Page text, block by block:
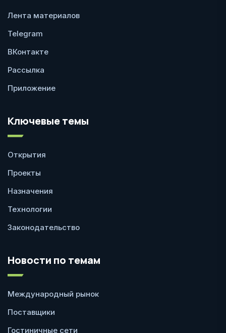
Лента материалов
Telegram
ВКонтакте
Рассылка
Приложение
Ключевые темы
Открытия
Проекты
Назначения
Технологии
Законодательство
Новости по темам
Международный рынок
Поставщики
Гостиничные сети